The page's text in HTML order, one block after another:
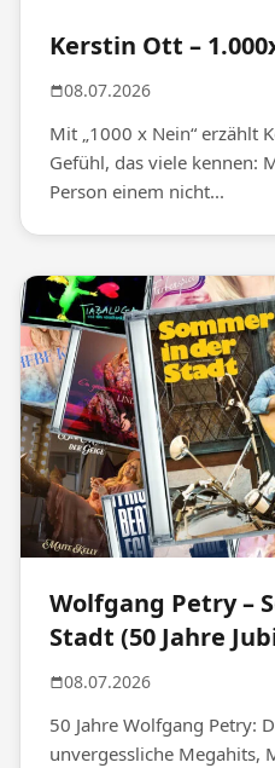
Kerstin Ott –
08.07.2026
Mit „1000 x Nein“ erzählt
Gefühl, das viele kennen:
Person einem nicht...
Wolfgang Petry –
Stadt (50 Jahre
08.07.2026
50 Jahre Wolfgang Petry:
unvergessliche Megahits,